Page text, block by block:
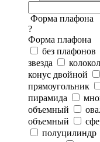
Форма плафона
?
Форма плафона
без плафонов
звезда
колокол
конус двойной
прямоугольник
пирамида
объемный
объемный
полуцилиндр